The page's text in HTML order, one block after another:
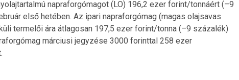
napraforgómagot (LO) 196,2 ezer forint/tonnáért (–9
első hetében. Az ipari napraforgómag (magas olajsavas
termelői ára átlagosan 197,5 ezer forint/tonna (–9 százalék)
márciusi jegyzése 3000 forinttal 258 ezer